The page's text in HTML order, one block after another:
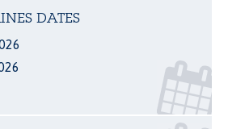
DATES